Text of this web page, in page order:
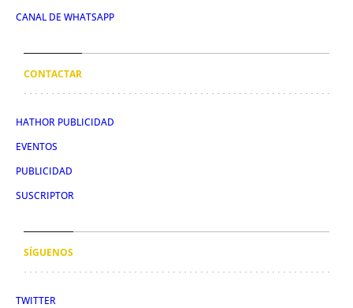
CANAL DE WHATSAPP
CONTACTAR
HATHOR PUBLICIDAD
EVENTOS
PUBLICIDAD
SUSCRIPTOR
SÍGUENOS
TWITTER